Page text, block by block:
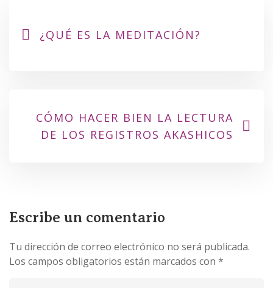
¿QUÉ ES LA MEDITACIÓN?
CÓMO HACER BIEN LA LECTURA
DE LOS REGISTROS AKASHICOS
Escribe un comentario
Tu dirección de correo electrónico no será publicada.
Los campos obligatorios están marcados con *